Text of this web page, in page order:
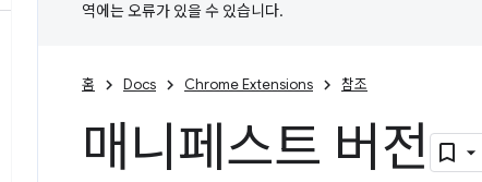
역에는 오류가 있을 수 있습니다.
홈 Docs Chrome Extensions 참조
매니페스트 버전